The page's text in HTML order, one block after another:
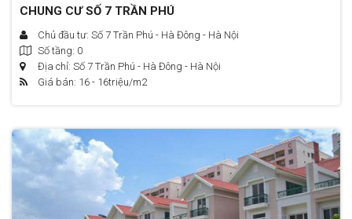
CHUNG CƯ SỐ 7 TRẦN PHÚ
Chủ đầu tư: Số 7 Trần Phú - Hà Đông - Hà Nội
Số tầng: 0
Địa chỉ: Số 7 Trần Phú - Hà Đông - Hà Nội
Giá bán: 16 - 16triệu/m2